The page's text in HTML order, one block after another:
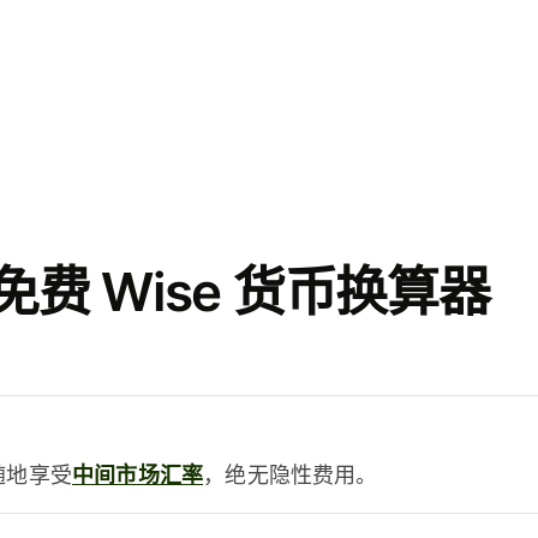
费 Wise 货币换算器
地享受中间市场汇率，绝无隐性费用。